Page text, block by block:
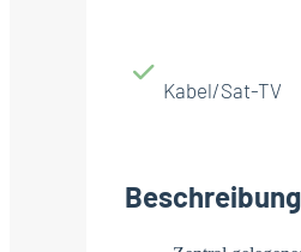
Kabel/Sat-TV
Beschreibung